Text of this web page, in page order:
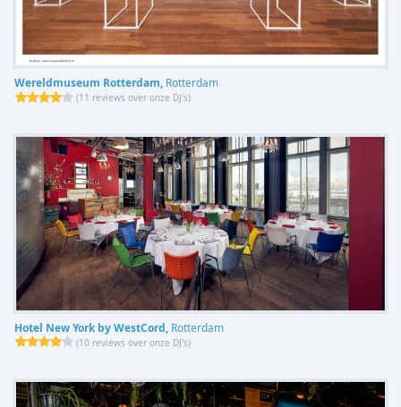
Wereldmuseum Rotterdam, Rotterdam
(11 reviews over onze DJ's)
Hotel New York by WestCord, Rotterdam
(10 reviews over onze DJ's)